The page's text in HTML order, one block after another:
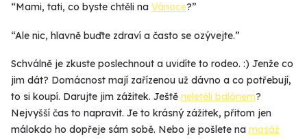
“Mami, tati, co byste chtěli na Vánoce?”
“Ale nic, hlavně buďte zdraví a často se ozývejte.”
Schválně je zkuste poslechnout a uvidíte to rodeo. :) Jenže co
jim dát? Domácnost mají zařízenou už dávno a co potřebují,
to si koupí. Darujte jim zážitek. Ještě neletěli balónem?
Nejvyšší čas to napravit. Je to krásný zážitek, přitom jen
málokdo ho dopřeje sám sobě. Nebo je pošlete na masáž